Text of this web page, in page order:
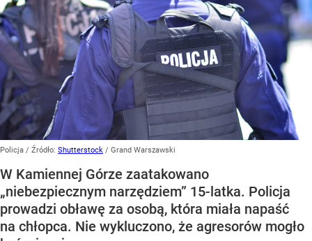
Policja / Źródło: Shutterstock / Grand Warszawski
W Kamiennej Górze zaatakowano
„niebezpiecznym narzędziem” 15-latka. Policja
prowadzi obławę za osobą, która miała napaść
na chłopca. Nie wykluczono, że agresorów mogło